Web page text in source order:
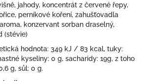
jahody, koncentrát z červené řepy,
perníkové koření, zahušťovadla
konzervant sorban draselný,
(stévie)
hodnota: 349 kJ / 83 kcal, tuky:
kyseliny: 0 g, sacharidy: 19g, z toho
g, sůl: 0 g.